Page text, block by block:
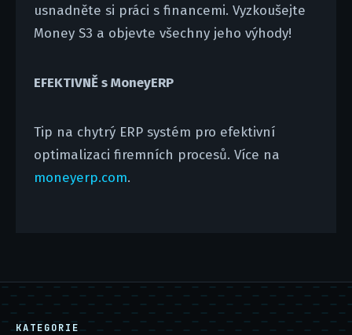
usnadněte si práci s financemi. Vyzkoušejte
Money S3 a objevte všechny jeho výhody!
EFEKTIVNĚ s MoneyERP
Tip na chytrý ERP systém pro efektivní
optimalizaci firemních procesů. Více na
moneyerp.com.
KATEGORIE